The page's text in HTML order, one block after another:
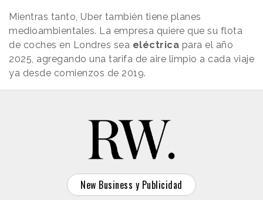
Mientras tanto, Uber también tiene planes
medioambientales. La empresa quiere que su flota
de coches en Londres sea eléctrica para el año
2025, agregando una tarifa de aire limpio a cada viaje
ya desde comienzos de 2019.
New Business y Publicidad